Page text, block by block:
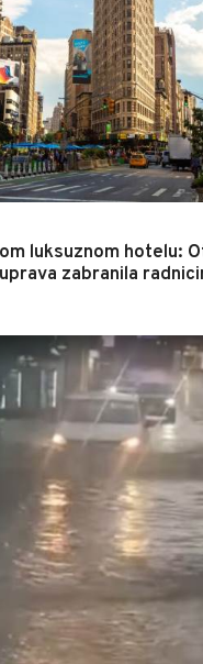
luksuznom hotelu:
zabranila